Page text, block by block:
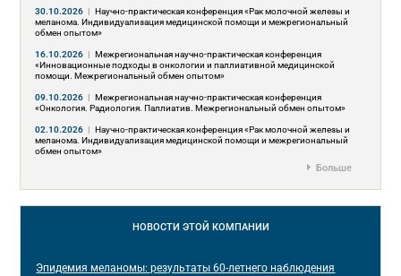
30.10.2026 | Научно-практическая конференция «Рак молочной железы и
меланома. Индивидуализация медицинской помощи и межрегиональный
обмен опытом»
16.10.2026 | Межрегиональная научно-практическая конференция
«Инновационные подходы в онкологии и паллиативной медицинской
помощи. Межрегиональный обмен опытом»
09.10.2026 | Межрегиональная научно-практическая конференция
«Онкология. Радиология. Паллиатив. Межрегиональный обмен опытом»
02.10.2026 | Научно-практическая конференция «Рак молочной железы и
меланома. Индивидуализация медицинской помощи и межрегиональный
обмен опытом»
Больше
НОВОСТИ ЭТОЙ КОМПАНИИ
Эпидемия меланомы: результаты 60-летнего наблюдения